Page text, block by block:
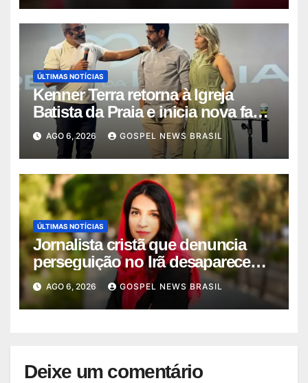
ÚLTIMAS NOTÍCIAS
Kenner Terra retorna à Igreja
Batista da Praia e inicia nova fase
…AGO 6, 2026 GOSPEL NEWS BRASIL
ÚLTIMAS NOTÍCIAS
Jornalista cristã que denuncia
perseguição no Irã desaparece
ap…
AGO 6, 2026 GOSPEL NEWS BRASIL
Deixe um comentário